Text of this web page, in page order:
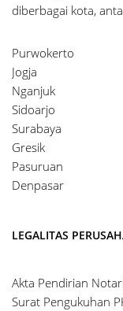
diberbagai kota,
Purwokerto
Jogja
Nganjuk
Sidoarjo
Surabaya
Gresik
Pasuruan
Denpasar
LEGALITAS
Akta Pendirian
Surat Pengukuhan